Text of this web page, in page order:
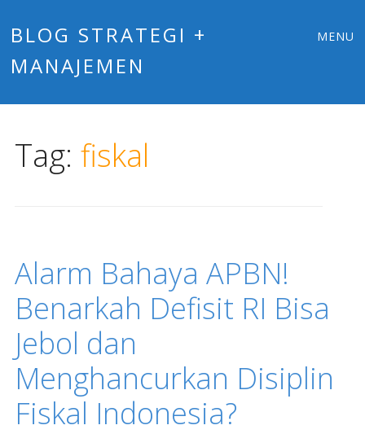
BLOG STRATEGI +
MANAJEMEN
MENU
Tag: fiskal
Alarm Bahaya APBN!
Benarkah Defisit RI Bisa
Jebol dan
Menghancurkan Disiplin
Fiskal Indonesia?